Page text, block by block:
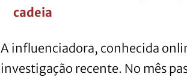
cadeia
A influenciadora, conhecida
investigação recente. No mês